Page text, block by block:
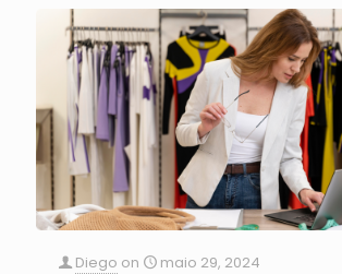
Diego on
maio 29, 2024